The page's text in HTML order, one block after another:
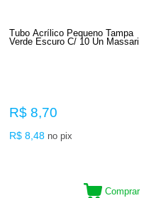
Tubo Acrílico Pequeno Tampa
Verde Escuro C/ 10 Un Massari
R$ 8,70
R$ 8,48 no pix
Comprar